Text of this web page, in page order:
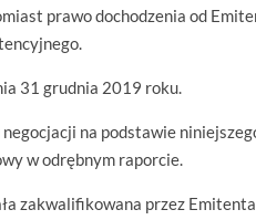
prawo dochodzenia od
31 grudnia 2019 roku.
na podstawie
w odrębnym raporcie.
zakwalifikowana przez